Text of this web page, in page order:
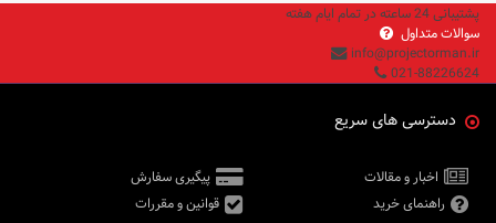
پشتیبانی 24 ساعته در تمام ایام هفته
سوالات متداول
info@projectorman.ir
021-88226624
دسترسی های سریع
اخبار و مقالات
پیگیری سفارش
راهنمای خرید
قوانین و مقررات